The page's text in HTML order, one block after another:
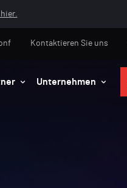
Unternehmen
Kontaktieren Sie uns